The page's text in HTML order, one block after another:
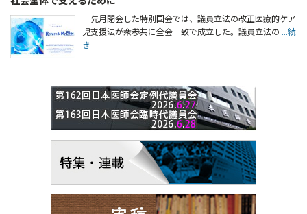
先月閉会した特別国会では、議員立法の改正医療的ケア
児支援法が衆参共に全会一致で成立した。議員立法の ...続
き